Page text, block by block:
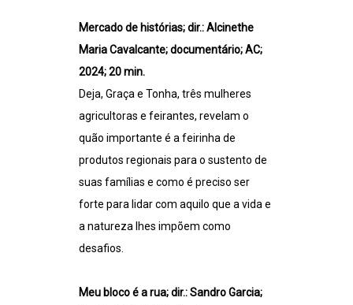
Mercado de histórias; dir.: Alcinethe
Maria Cavalcante; documentário; AC;
2024; 20 min.
Deja, Graça e Tonha, três mulheres
agricultoras e feirantes, revelam o
quão importante é a feirinha de
produtos regionais para o sustento de
suas famílias e como é preciso ser
forte para lidar com aquilo que a vida e
a natureza lhes impõem como
desafios.
Meu bloco é a rua; dir.: Sandro Garcia;